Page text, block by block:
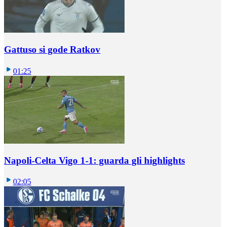
Gattuso si gode Ratkov
01:25
Napoli-Celta Vigo 1-1: guarda gli highlights
02:05